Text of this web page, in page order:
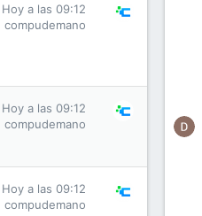
Hoy a las 09:12
compudemano
Hoy a las 09:12
compudemano
Hoy a las 09:12
compudemano